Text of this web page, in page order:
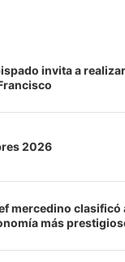
invita a
2026
mercedino clasificó
más